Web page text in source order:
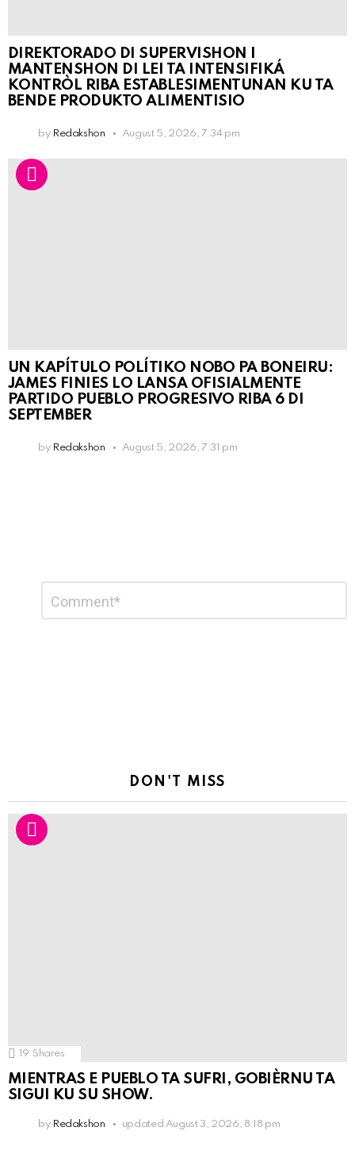
DIREKTORADO DI SUPERVISHON I
MANTENSHON DI LEI TA INTENSIFIKÁ
KONTRÒL RIBA ESTABLESIMENTUNAN KU TA
BENDE PRODUKTO ALIMENTISIO
by Redakshon August 5, 2026, 7:34 pm
UN KAPÍTULO POLÍTIKO NOBO PA BONEIRU:
JAMES FINIES LO LANSA OFISIALMENTE
PARTIDO PUEBLO PROGRESIVO RIBA 6 DI
SEPTEMBER
by Redakshon August 5, 2026, 7:31 pm
Reply
DON'T MISS
19 Shares
MIENTRAS E PUEBLO TA SUFRI, GOBIÈRNU TA
SIGUI KU SU SHOW.
by Redakshon updated August 3, 2026, 8:18 pm